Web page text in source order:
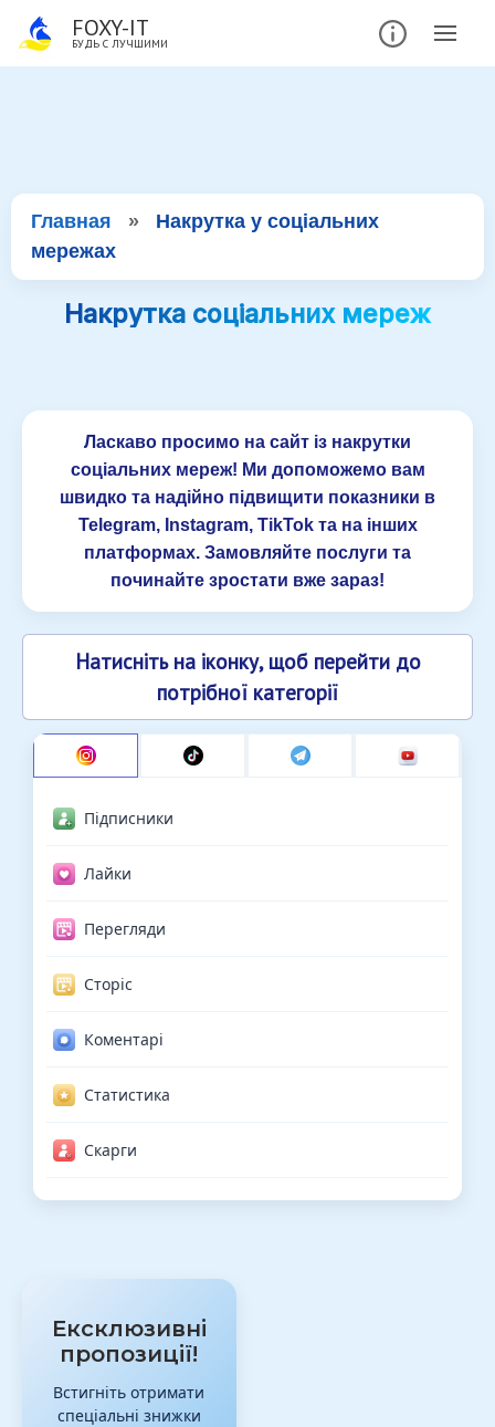
FOXY-IT
БУДЬ С ЛУЧШИМИ
Главная »
Накрутка у соціальних
мережах
Накрутка соціальних мереж
Ласкаво просимо на сайт із накрутки
соціальних мереж! Ми допоможемо вам
швидко та надійно підвищити показники в
Telegram, Instagram, TikTok та на інших
платформах. Замовляйте послуги та
починайте зростати вже зараз!
Натисніть на іконку, щоб перейти до
потрібної категорії
Підписники
Лайки
Перегляди
Сторіс
Коментарі
Статистика
Скарги
Ексклюзивні
пропозиції!
Встигніть отримати
спеціальні знижки